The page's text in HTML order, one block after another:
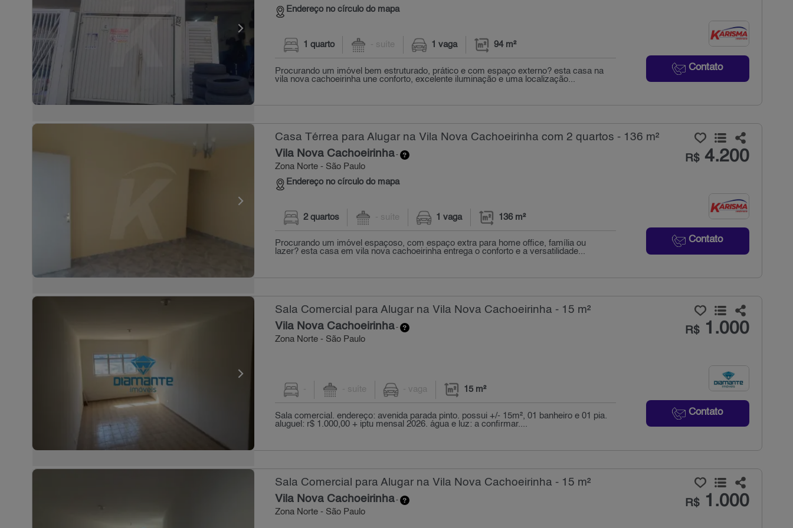
Endereço no círculo do mapa
Contato
1 quarto - suíte 1 vaga 94 m²
Procurando um imóvel bem estruturado, prático e com espaço externo? esta casa na
vila nova cachoeirinha une conforto, excelente iluminação e uma localização...
Casa Térrea para Alugar na Vila Nova Cachoeirinha com 2 quartos - 136 m²
Vila Nova Cachoeirinha-
Zona Norte - São Paulo
Endereço no círculo do mapa
R$4.200
Contato
2 quartos - suíte 1 vaga 136 m²
Procurando um imóvel espaçoso, com espaço extra para home office, família ou
lazer? esta casa em vila nova cachoeirinha entrega o conforto e a versatilidade...
Sala Comercial para Alugar na Vila Nova Cachoeirinha - 15 m²
Vila Nova Cachoeirinha-
Zona Norte - São Paulo
R$1.000
Contato
- - suíte - vaga 15 m²
Sala comercial. endereço: avenida parada pinto. possui +/- 15m², 01 banheiro e 01 pia.
aluguel: r$ 1.000,00 + iptu mensal 2026. água e luz: a confirmar....
Sala Comercial para Alugar na Vila Nova Cachoeirinha - 15 m²
Vila Nova Cachoeirinha-
Zona Norte - São Paulo
R$1.000